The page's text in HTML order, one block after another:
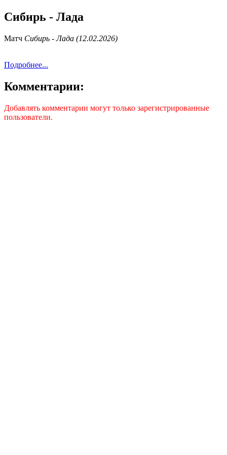
Сибирь - Лада
Матч Сибирь - Лада (12.02.2026)
Подробнее...
Комментарии:
Добавлять комментарии могут только зарегистрированные
пользователи.